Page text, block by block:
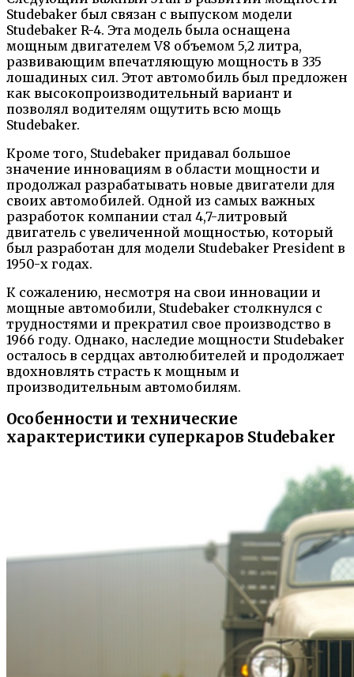
Studebaker был связан с выпуском модели
Studebaker R-4. Эта модель была оснащена
мощным двигателем V8 объемом 5,2 литра,
развивающим впечатляющую мощность в 335
лошадиных сил. Этот автомобиль был предложен
как высокопроизводительный вариант и
позволял водителям ощутить всю мощь
Studebaker.
Кроме того, Studebaker придавал большое
значение инновациям в области мощности и
продолжал разрабатывать новые двигатели для
своих автомобилей. Одной из самых важных
разработок компании стал 4,7-литровый
двигатель с увеличенной мощностью, который
был разработан для модели Studebaker President в
1950-х годах.
К сожалению, несмотря на свои инновации и
мощные автомобили, Studebaker столкнулся с
трудностями и прекратил свое производство в
1966 году. Однако, наследие мощности Studebaker
осталось в сердцах автолюбителей и продолжает
вдохновлять страсть к мощным и
производительным автомобилям.
Особенности и технические
характеристики суперкаров Studebaker